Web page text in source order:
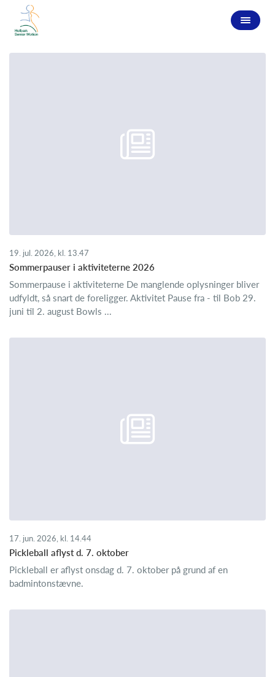
19. jul. 2026, kl. 13.47
Sommerpauser i aktiviteterne 2026
Sommerpause i aktiviteterne De manglende oplysninger bliver
udfyldt, så snart de foreligger. Aktivitet Pause fra - til Bob 29.
juni til 2. august Bowls ...
17. jun. 2026, kl. 14.44
Pickleball aflyst d. 7. oktober
Pickleball er aflyst onsdag d. 7. oktober på grund af en
badmintonstævne.